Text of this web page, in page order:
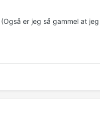
er jeg så gammel at jeg